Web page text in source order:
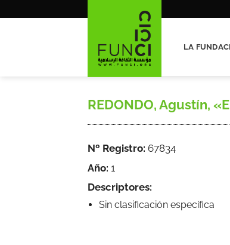
LA
REDONDO, Agustín,
Nº Registro: 67834
Año: 1
Descriptores:
Sin clasificación específica